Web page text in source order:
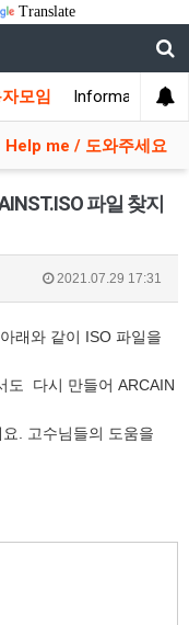
Translate
모임 Information /
Help me / 도와주세요
파일 찾지
2021.07.29 17:31
래와 같이 ISO 파일을
도 다시 만들어 ARCAIN
. 고수님들의 도움을